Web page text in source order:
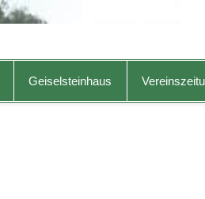
Geiselsteinhaus